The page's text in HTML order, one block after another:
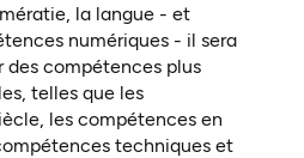
la langue - et
numériques - il sera
compétences plus
telles que les
les compétences en
techniques et